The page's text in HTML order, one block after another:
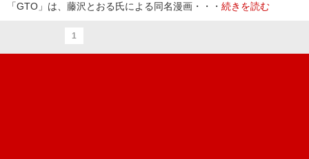
「GTO」は、藤沢とおる氏による同名漫画・・・ 続きを読む
1